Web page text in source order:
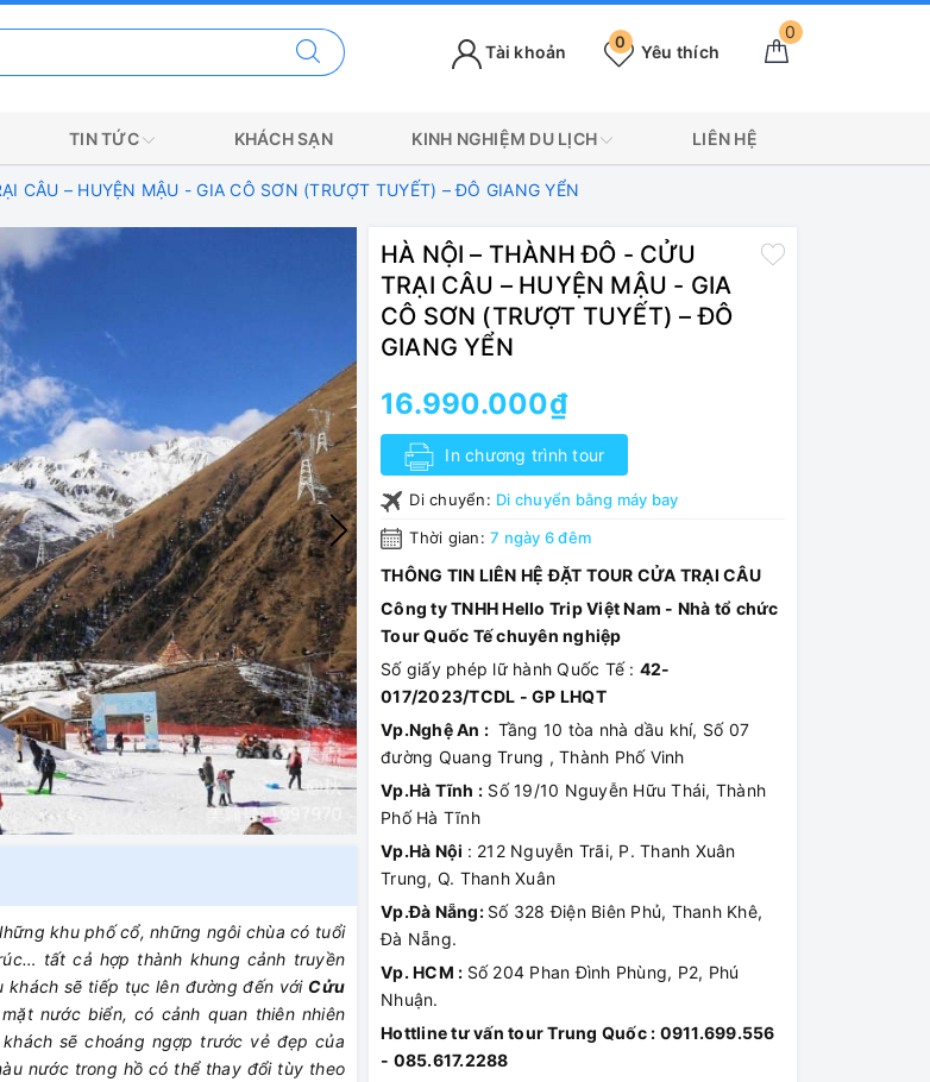
0
Yêu thích
0
Tài khoản
TIN TỨC KHÁCH SẠN KINH NGHIỆM DU LỊCH LIÊN HỆ
CÂU – HUYỆN MẬU - GIA CÔ SƠN (TRƯỢT TUYẾT) – ĐÔ GIANG YỂN
khu phố cổ, những ngôi chùa có tuổi
tất cả hợp thành khung cảnh truyền
khách sẽ tiếp tục lên đường đến với Cửu
nước biển, có cảnh quan thiên nhiên
sẽ choáng ngợp trước vẻ đẹp của
nước trong hồ có thể thay đổi tùy theo
HÀ NỘI – THÀNH ĐÔ - CỬU
TRẠI CÂU – HUYỆN MẬU - GIA
CÔ SƠN (TRƯỢT TUYẾT) – ĐÔ
GIANG YỂN
16.990.000₫
In chương trình tour
Di chuyển: Di chuyển bằng máy bay
Thời gian: 7 ngày 6 đêm
THÔNG TIN LIÊN HỆ ĐẶT TOUR CỬA TRẠI CÂU
Công ty TNHH Hello Trip Việt Nam - Nhà tổ chức
Tour Quốc Tế chuyên nghiệp
Số giấy phép lữ hành Quốc Tế : 42-
017/2023/TCDL - GP LHQT
Vp.Nghệ An : Tầng 10 tòa nhà dầu khí, Số 07
đường Quang Trung , Thành Phố Vinh
Vp.Hà Tĩnh : Số 19/10 Nguyễn Hữu Thái, Thành
Phố Hà Tĩnh
Vp.Hà Nội : 212 Nguyễn Trãi, P. Thanh Xuân
Trung, Q. Thanh Xuân
Vp.Đà Nẵng: Số 328 Điện Biên Phủ, Thanh Khê,
Đà Nẵng.
Vp. HCM : Số 204 Phan Đình Phùng, P2, Phú
Nhuận.
Hottline tư vấn tour Trung Quốc : 0911.699.556
- 085.617.2288